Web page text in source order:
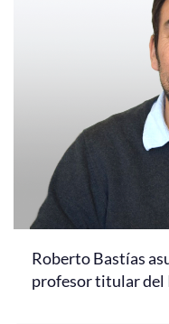
Roberto Bastías
profesor titular